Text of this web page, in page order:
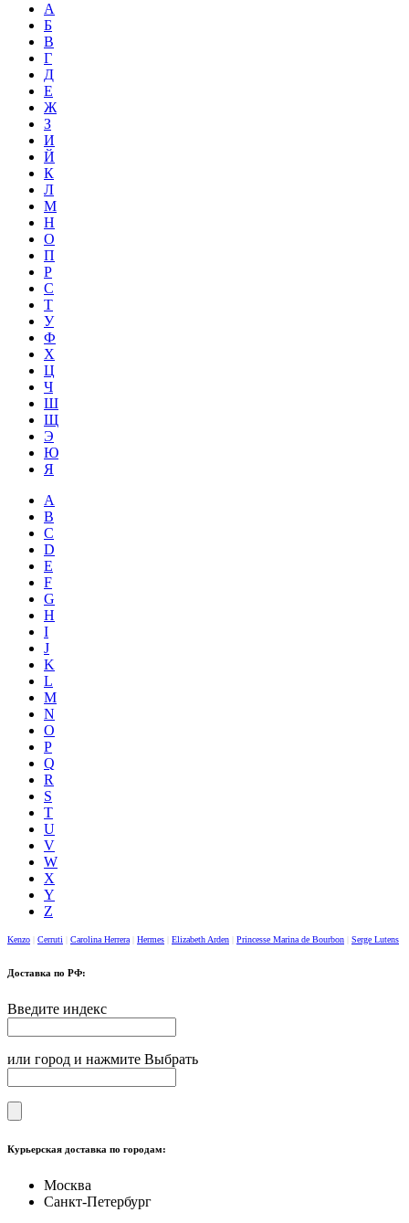
А
Б
В
Г
Д
Е
Ж
З
И
Й
К
Л
М
Н
О
П
Р
С
Т
У
Ф
Х
Ц
Ч
Ш
Щ
Э
Ю
Я
A
B
C
D
E
F
G
H
I
J
K
L
M
N
O
P
Q
R
S
T
U
V
W
X
Y
Z
Kenzo Cerruti Carolina Herrera Hermes Elizabeth Arden Princesse Marina de Bourbon Serge Lutens
Доставка по РФ:
Введите индекс
или город и нажмите Выбрать
Курьерская доставка по городам:
Москва
Санкт-Петербург